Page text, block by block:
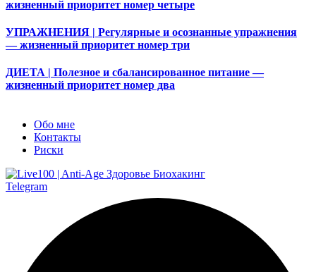
жизненный приоритет номер четыре
УПРАЖНЕНИЯ | Регулярные и осознанные упражнения
— жизненный приоритет номер три
ДИЕТА | Полезное и сбалансированное питание —
жизненный приоритет номер два
Обо мне
Контакты
Риски
Telegram